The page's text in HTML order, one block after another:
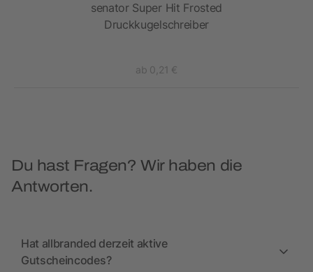
senator Super Hit Frosted
Druckkugelschreiber
ab 0,21 €
Du hast Fragen? Wir haben die
Antworten.
Hat allbranded derzeit aktive
Gutscheincodes?